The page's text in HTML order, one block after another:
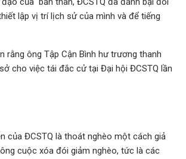
lập vị trí lịch sử của mình và để tiếng
rằng ông Tập Cận Bình hư trương thanh
cho việc tái đắc cử tại Đại hội ĐCSTQ lần
của ĐCSTQ là thoát nghèo một cách giả
cuộc xóa đói giảm nghèo, tức là các